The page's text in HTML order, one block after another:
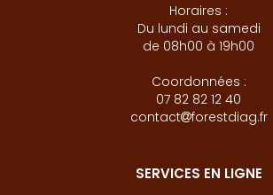
Horaires :
Du lundi au samedi
de 08h00 à 19h00
Coordonnées :
07 82 82 12 40
contact
forestdiag.fr
SERVICES EN LIGNE